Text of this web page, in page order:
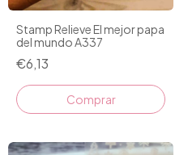
Stamp Relieve El mejor papa
del mundo A337
€6,13